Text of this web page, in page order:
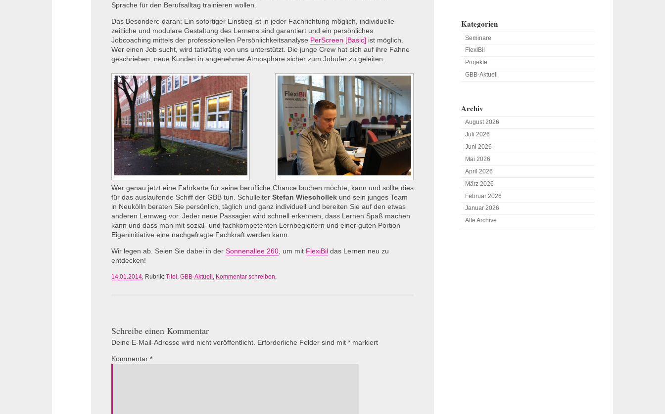
Sprache für den Berufsalltag trainieren wollen.
Das Besondere daran: Ein sofortiger Einstieg ist in jeder Fachrichtung möglich, individuelle
zeitliche und modulare Gestaltung des Lernens sind garantiert und ein persönliches
Jobcoaching mittels der professionellen Persönlichkeitsanalyse PerScreen [Basic] ist möglich.
Wer einen Job sucht, wird tatkräftig von uns unterstützt. Die junge Crew hat sich auf ihre Fahne
geschrieben, neue Kunden in angenehmer Atmosphäre sicher zum Jobufer zu geleiten.
Wer genau jetzt eine Fahrkarte für seine berufliche Chance buchen möchte, kann und sollte dies
für das auslaufende Schiff derGBBtun. SchulleiterStefan Wieschollek und sein junges Team
in Neukölln beraten Sie persönlich, täglich und ganz individuell und bereiten Sie auf den etwas
anderen Lernweg vor. Jeder neue Passagier wird schnell erkennen, dass Lernen Spaß machen
kann und dass man mit sozial- und fachkompetenten Lernbegleitern und einer guten Portion
Eigeninitiative eine nachgefragte Fachkraft werden kann.
Wir legen ab. Seien Sie dabei in derSonnenallee 260 , um mit FlexiBil das Lernen neu zu
entdecken!
14.01.2014 , Rubrik:Titel ,GBB-Aktuell Kommentar schreiben
Schreibe einen Kommentar
Deine E-Mail-Adresse wird nicht veröffentlicht. Erforderliche Felder sind mit* markiert
Kommentar*
Kategorien
Seminare
FlexiBil
Projekte
GBB-Aktuell
Archiv
August 2026
Juli 2026
Juni 2026
Mai 2026
April 2026
März 2026
Februar 2026
Januar 2026
Alle Archive